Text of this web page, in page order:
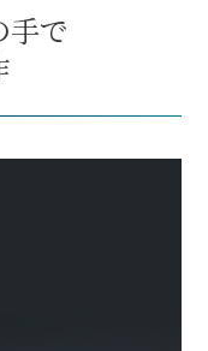
手で